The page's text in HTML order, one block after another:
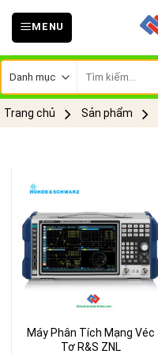
Skip
MENU
kiếm:
Trang chủ Sản phẩm
Máy Phân Tích Mạng Véc
Tơ R&S ZNL